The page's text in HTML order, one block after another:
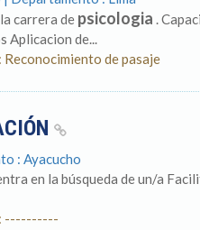
carrera de psicologia .
Aplicacion de...
de pasaje
: Ayacucho
en la búsqueda de un/a
----------